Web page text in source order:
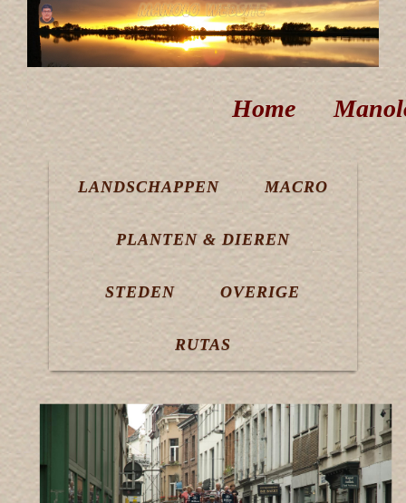
Home
LANDSCHAPPEN MACRO
PLANTEN & DIEREN
STEDEN OVERIGE
RUTAS